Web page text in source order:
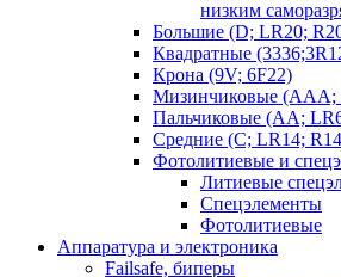
низким
Большие (D; LR20;
Квадратные
Крона (9V; 6F22)
Мизинчиковые (AAA;
Пальчиковые (AA;
Средние (C; LR14;
Фотолитиевые и
Литиевые
Спецэлементы
Фотолитиевые
Аппаратура и электроника
Failsafe, биперы